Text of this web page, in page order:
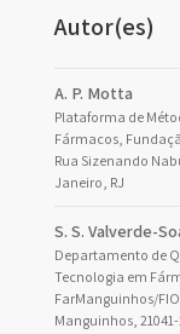
Autor(es)
A. P. Motta
Plataforma de
Fármacos,
Rua Sizenando
Janeiro, RJ
S. S. Valverde-
Departamento de
Tecnologia em
FarManguinhos/
Manguinhos,